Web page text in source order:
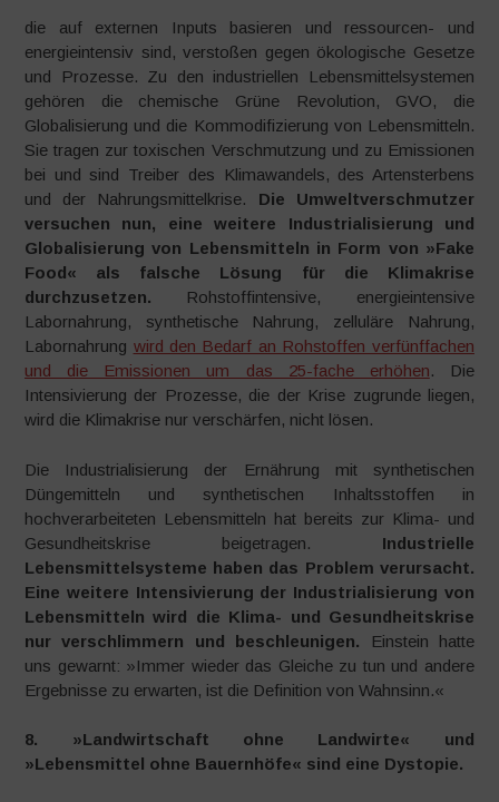
die auf externen Inputs basieren und ressourcen- und
energieintensiv sind, verstoßen gegen ökologische Gesetze
und Prozesse. Zu den industriellen Lebensmittelsystemen
gehören die chemische Grüne Revolution, GVO, die
Globalisierung und die Kommodifizierung von Lebensmitteln.
Sie tragen zur toxischen Verschmutzung und zu Emissionen
bei und sind Treiber des Klimawandels, des Artensterbens
und der Nahrungsmittelkrise. Die Umweltverschmutzer
versuchen nun, eine weitere Industrialisierung und
Globalisierung von Lebensmitteln in Form von »Fake
Food« als falsche Lösung für die Klimakrise
durchzusetzen. Rohstoffintensive, energieintensive
Labornahrung, synthetische Nahrung, zelluläre Nahrung,
Labornahrung wird den Bedarf an Rohstoffen verfünffachen
und die Emissionen um das 25-fache erhöhen. Die
Intensivierung der Prozesse, die der Krise zugrunde liegen,
wird die Klimakrise nur verschärfen, nicht lösen.
Die Industrialisierung der Ernährung mit synthetischen
Düngemitteln und synthetischen Inhaltsstoffen in
hochverarbeiteten Lebensmitteln hat bereits zur Klima- und
Gesundheitskrise beigetragen. Industrielle
Lebensmittelsysteme haben das Problem verursacht.
Eine weitere Intensivierung der Industrialisierung von
Lebensmitteln wird die Klima- und Gesundheitskrise
nur verschlimmern und beschleunigen. Einstein hatte
uns gewarnt: »Immer wieder das Gleiche zu tun und andere
Ergebnisse zu erwarten, ist die Definition von Wahnsinn.«
8. »Landwirtschaft ohne Landwirte« und
»Lebensmittel ohne Bauernhöfe« sind eine Dystopie.